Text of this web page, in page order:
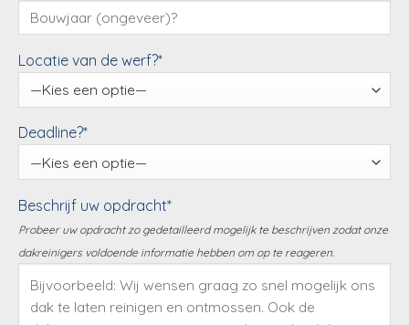
Locatie van de werf?*
Deadline?*
Beschrijf uw opdracht*
Probeer uw opdracht zo gedetailleerd mogelijk te beschrijven zodat onze
dakreinigers voldoende informatie hebben om op te reageren.